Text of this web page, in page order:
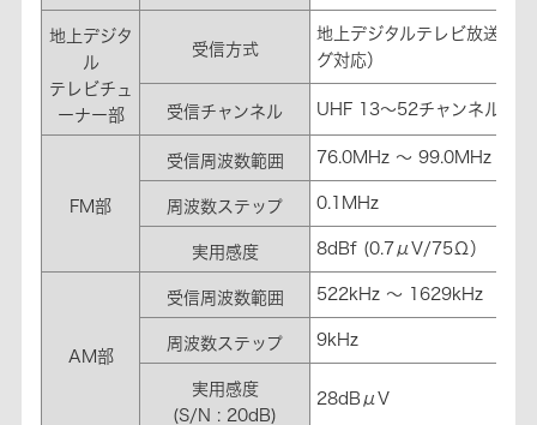
地上デジタ
ル
テレビチュ
ーナー部
受信方式
地上デジタルテレビ放送方
グ対応）
受信チャンネル UHF 13～52チャンネル
FM部
受信周波数範囲 76.0MHz ～ 99.0MHz
周波数ステップ 0.1MHz
実用感度 8dBf (0.7μV/75Ω）
AM部
受信周波数範囲 522kHz ～ 1629kHz
周波数ステップ 9kHz
実用感度
(S/N : 20dB)
28dBμV